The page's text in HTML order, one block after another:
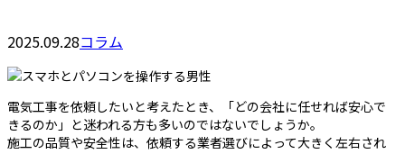
2025.09.28コラム
電気工事を依頼したいと考えたとき、「どの会社に任せれば安心で
きるのか」と迷われる方も多いのではないでしょうか。
施工の品質や安全性は、依頼する業者選びによって大きく左右され